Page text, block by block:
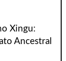
Xingu:
Ancestral